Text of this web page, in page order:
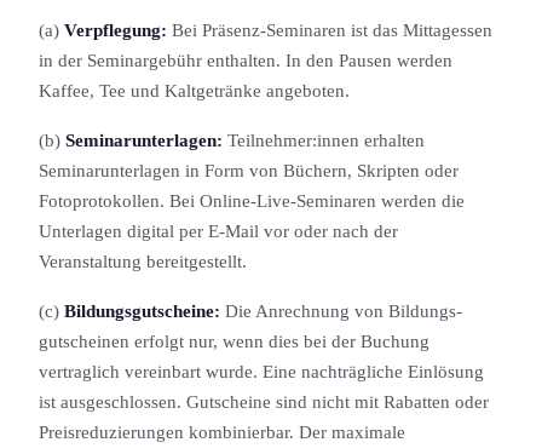
(a) Verpflegung: Bei Präsenz-Seminaren ist das Mittagessen
in der Seminargebühr enthalten. In den Pausen werden
Kaffee, Tee und Kaltgetränke angeboten.
(b) Seminarunterlagen: Teilnehmer:innen erhalten
Seminarunterlagen in Form von Büchern, Skripten oder
Fotoprotokollen. Bei Online-Live-Seminaren werden die
Unterlagen digital per E-Mail vor oder nach der
Veranstaltung bereitgestellt.
(c) Bildungs­gutscheine: Die Anrechnung von Bildungs­
gutscheinen erfolgt nur, wenn dies bei der Buchung
vertraglich vereinbart wurde. Eine nachträgliche Einlösung
ist ausgeschlossen. Gutscheine sind nicht mit Rabatten oder
Preisreduzierung­en kombinierbar. Der maximale